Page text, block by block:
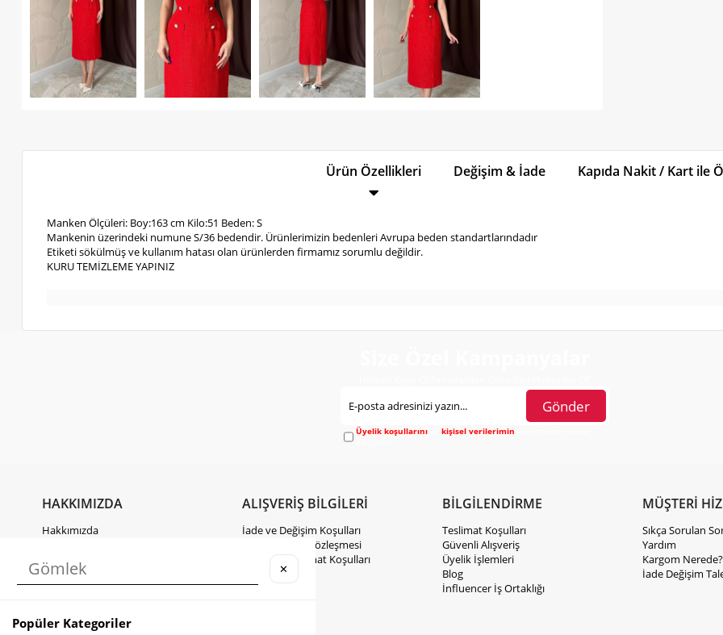
Ürün Özellikleri Değişim & İade Kapıda Nakit / Kart ile
Manken Ölçüleri: Boy:163 cm Kilo:51 Beden: S
Mankenin üzerindeki numune S/36 bedendir. Ürünlerimizin bedenleri Avrupa beden standartlarındadır
Etiketi sökülmüş ve kullanım hatası olan ürünlerden firmamız sorumlu değildir.
KURU TEMİZLEME YAPINIZ
Gönder
Üyelik koşullarını vekişisel verilerimin
HAKKIMIZDA
Hakkımızda
KVKK Hakkında Bilgilendirme
İletişim
Instagram
ALIŞVERİŞ BİLGİLERİ
İade ve Değişim Koşulları
Mesafeli Satış Sözleşmesi
Kargo ve Teslimat Koşulları
BİLGİLENDİRME
Teslimat Koşulları
Güvenli Alışveriş
Üyelik İşlemleri
Blog
İnfluencer İş Ortaklığı
MÜŞTERİ
Sıkça Sorulan
Yardım
Kargom Nerede?
İade Değişim
✕
Popüler Kategoriler